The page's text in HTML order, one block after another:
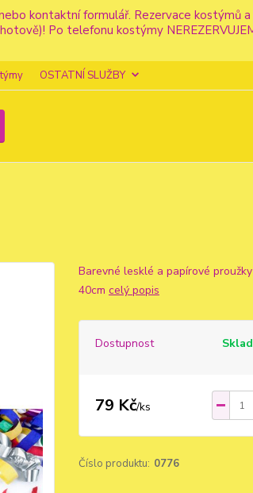
kontaktní formulář. Rezervace
Po telefonu kostýmy
OSTATNÍ SLUŽBY
Barevné lesklé a papírové
40cm celý popis
Dostupnost
79 Kč/ks
Číslo produktu: 0776